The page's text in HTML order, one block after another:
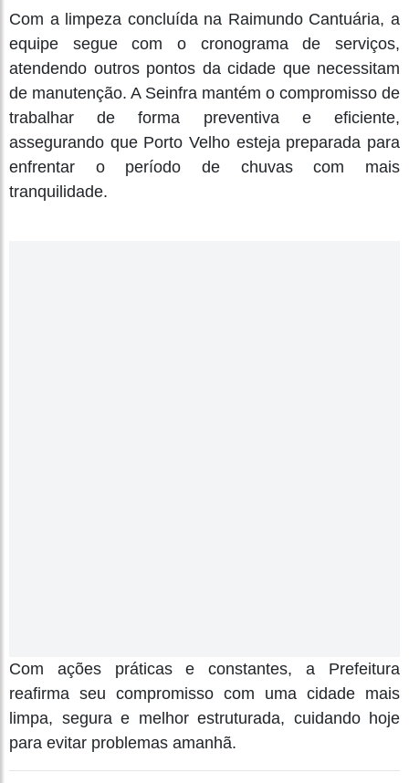
Com a limpeza concluída na Raimundo Cantuária, a
equipe segue com o cronograma de serviços,
atendendo outros pontos da cidade que necessitam
de manutenção. A Seinfra mantém o compromisso de
trabalhar de forma preventiva e eficiente,
assegurando que Porto Velho esteja preparada para
enfrentar o período de chuvas com mais
tranquilidade.
Com ações práticas e constantes, a Prefeitura
reafirma seu compromisso com uma cidade mais
limpa, segura e melhor estruturada, cuidando hoje
para evitar problemas amanhã.